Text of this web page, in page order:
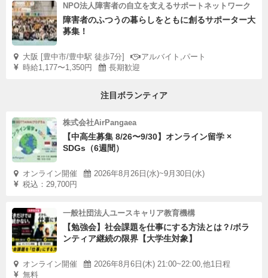
NPO法人障害者の自立を支えるサポートネットワーク
障害者のふつうの暮らしをともに創るサポーター大
募集！
大阪 [豊中市/豊中駅 徒歩7分]
アルバイト,パート
時給1,177〜1,350円
長期歓迎
注目ボランティア
株式会社AirPangaea
【中高生募集 8/26〜9/30】オンライン留学 ×
SDGs（6週間）
オンライン開催
2026年8月26日(水)~9月30日(水)
税込：29,700円
一般社団法人ユースキャリア教育機構
【勉強会】社会課題を仕事にする方法とは？/ボラ
ンティア継続の限界【大学生対象】
オンライン開催
2026年8月6日(木) 21:00~22:00,他1日程
無料